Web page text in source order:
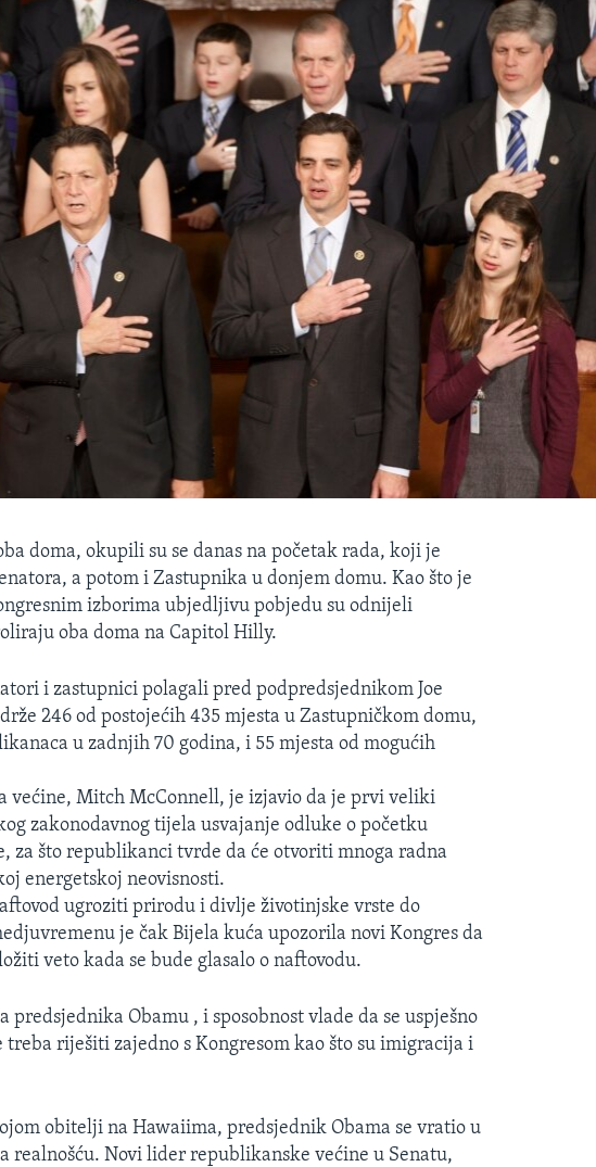
doma, okupili su se danas na početak rada, koji je
a potom i Zastupnika u donjem domu. Kao što je
izborima ubjedljivu pobjedu su odnijeli
oba doma na Capitol Hilly.
i zastupnici polagali pred podpredsjednikom Joe
246 od postojećih 435 mjesta u Zastupničkom domu,
u zadnjih 70 godina, i 55 mjesta od mogućih
većine, Mitch McConnell, je izjavio da je prvi veliki
zakonodavnog tijela usvajanje odluke o početku
za što republikanci tvrde da će otvoriti mnoga radna
energetskoj neovisnosti.
ugroziti prirodu i divlje životinjske vrste do
je čak Bijela kuća upozorila novi Kongres da
veto kada se bude glasalo o naftovodu.
predsjednika Obamu , i sposobnost vlade da se uspješno
riješiti zajedno s Kongresom kao što su imigracija i
obitelji na Hawaiima, predsjednik Obama se vratio u
realnošću. Novi lider republikanske većine u Senatu,